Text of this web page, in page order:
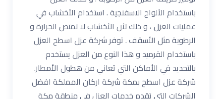
باستخدام الألواح الاسفنجية . استخدام الأخشاب في
عمليات العزل ، و ذلك لأن الأخشاب لا تمتص الحرارة و
الرطوبة مثل الأسقف . توفر شركة عزل اسطح العزل
باستخدام القرميد و هذا النوع من العزل يستخدم
بالتحديد في الأماكن التي تعاني من هطول الأمطار.
شركة عزل اسطح بمكة شركة اركان المملكة افضل
الشركات التى تقدم خدمات العزل فى منطقة مكة